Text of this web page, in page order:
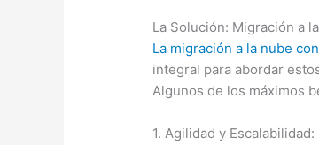
La Solución: Migración a
La migración a la nube
integral para abordar
Algunos de los máximos
1. Agilidad y Escalabilidad: